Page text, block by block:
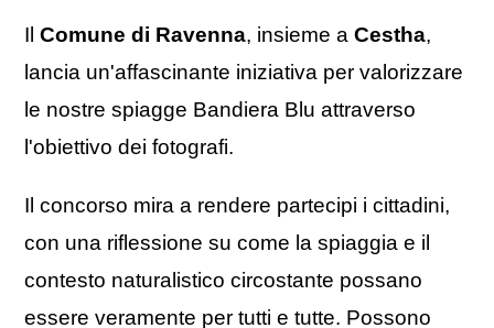
Il Comune di Ravenna, insieme a Cestha,
lancia un'affascinante iniziativa per valorizzare
le nostre spiagge Bandiera Blu attraverso
l'obiettivo dei fotografi.
Il concorso mira a rendere partecipi i cittadini,
con una riflessione su come la spiaggia e il
contesto naturalistico circostante possano
essere veramente per tutti e tutte. Possono